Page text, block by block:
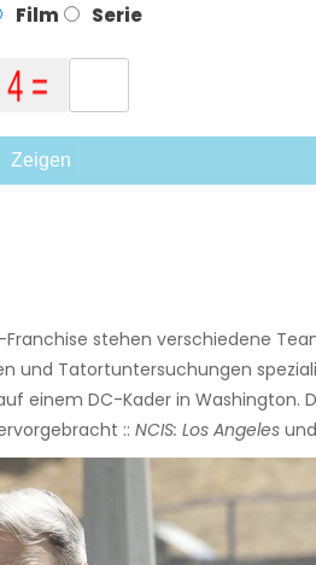
Film Serie
Zeigen
stehen verschiedene
und Tatortuntersuchungen
einem DC-Kader in Washington.
:: NCIS: Los Angeles und